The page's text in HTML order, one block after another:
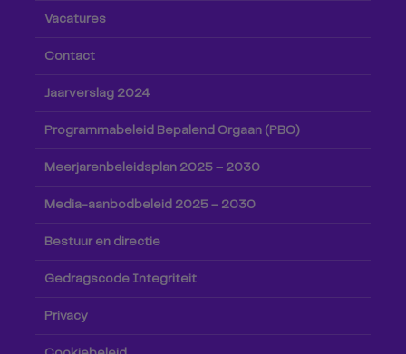
Vacatures
Contact
Jaarverslag 2024
Programmabeleid Bepalend Orgaan (PBO)
Meerjarenbeleidsplan 2025 – 2030
Media-aanbodbeleid 2025 – 2030
Bestuur en directie
Gedragscode Integriteit
Privacy